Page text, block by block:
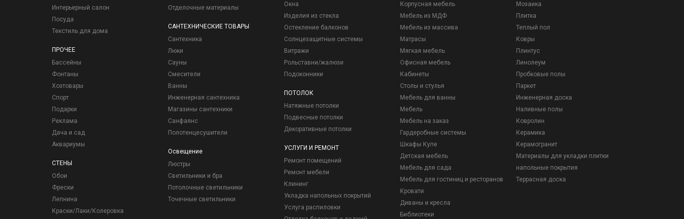
Интерьерный салон
Посуда
Текстиль для дома
ПРОЧЕЕ
Бассейны
Фонтаны
Хозтовары
Спорт
Подарки
Реклама
Дача и сад
Аквариумы
СТЕНЫ
Обои
Фрески
Лепнина
Краски/Лаки/Колеровка
Отделочные материалы
САНТЕХНИЧЕСКИЕ ТОВАРЫ
Сантехника
Люки
Сауны
Смесители
Ванны
Инженерная сантехника
Магазины сантехники
Санфаянс
Полотенцесушители
Освещение
Люстры
Светильники и бра
Потолочные светильники
Точечные светильники
Окна
Изделия из стекла
Остекление балконов
Солнцезащитные системы
Витражи
Рольставни/жалюзи
Подоконники
ПОТОЛОК
Натяжные потолки
Подвесные потолки
Декоративные потолки
УСЛУГИ И РЕМОНТ
Ремонт помещений
Ремонт мебели
Клининг
Укладка напольных покрытий
Услуга распиловки
Корпусная мебель
Мебель из МДФ
Мебель из массива
Матрасы
Мягкая мебель
Офисная мебель
Кабинеты
Столы и стулья
Мебель для ванны
Мебель
Мебель на заказ
Гардеробные системы
Шкафы Купе
Детская мебель
Мебель для сада
Мебель для гостиниц и ресторанов
Кровати
Диваны и кресла
Библиотеки
Мозаика
Плитка
Теплый пол
Ковры
Плинтус
Линолеум
Пробковые полы
Паркет
Инженерная доска
Наливные полы
Ковролин
Керамика
Керамогранит
Материалы для укладки плитки
напольные покрытия
Террасная доска